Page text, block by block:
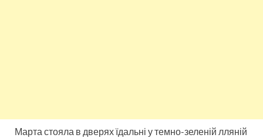
Марта стояла в дверях їдальні у темно-зеленій лляній